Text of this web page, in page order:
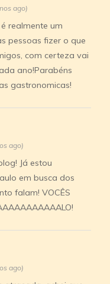
ago)
realmente um
pessoas fizer o que
com certeza vai
ano!Parabéns
gastronomicas!
ago)
Já estou
em busca dos
falam! VOCÊS
ago)